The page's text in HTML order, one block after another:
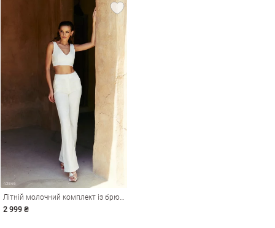
Літній молочний комплект із брюками
2 999 ₴